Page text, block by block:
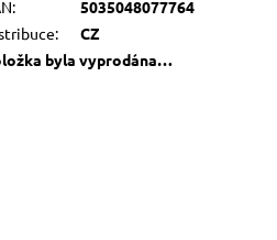
:
5035048077764
:
CZ
byla vyprodána…